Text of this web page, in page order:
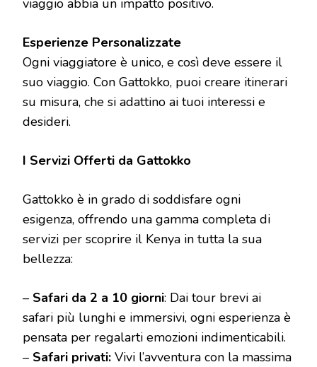
Esperienze Personalizzate
Ogni viaggiatore è unico, e così deve essere il
suo viaggio. Con Gattokko, puoi creare itinerari
su misura, che si adattino ai tuoi interessi e
desideri.
I Servizi Offerti da Gattokko
Gattokko è in grado di soddisfare ogni
esigenza, offrendo una gamma completa di
servizi per scoprire il Kenya in tutta la sua
bellezza:
– Safari da 2 a 10 giorni: Dai tour brevi ai
safari più lunghi e immersivi, ogni esperienza è
pensata per regalarti emozioni indimenticabili.
– Safari privati: Vivi l’avventura con la massima